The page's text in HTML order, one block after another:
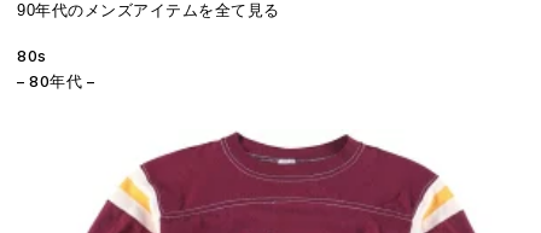
90年代のメンズアイテムを全て見る
80s
– 80年代 –